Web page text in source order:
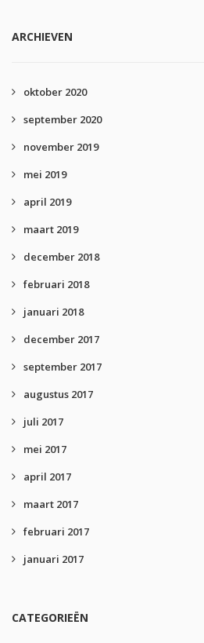
ARCHIEVEN
oktober 2020
september 2020
november 2019
mei 2019
april 2019
maart 2019
december 2018
februari 2018
januari 2018
december 2017
september 2017
augustus 2017
juli 2017
mei 2017
april 2017
maart 2017
februari 2017
januari 2017
CATEGORIEËN